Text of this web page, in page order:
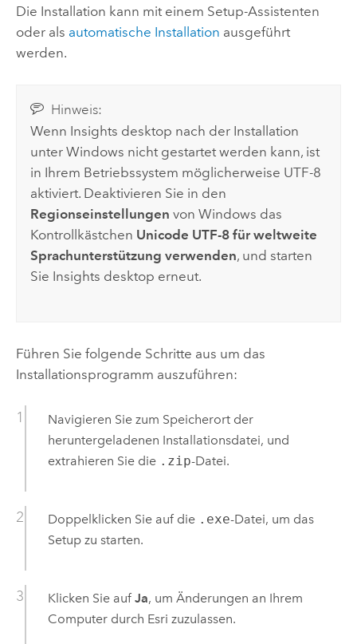
Die Installation kann mit einem Setup-Assistenten
oder als automatische Installation ausgeführt
werden.
Hinweis:
Wenn Insights desktop nach der Installation
unterWindows nicht gestartet werden kann, ist
in Ihrem Betriebssystem möglicherweise UTF-8
aktiviert. Deaktivieren Sie in den
Regionseinstellungen vonWindows das
Kontrollkästchen Unicode UTF-8 für weltweite
Sprachunterstützung verwenden, und starten
Sie Insights desktop erneut.
Führen Sie folgende Schritte aus um das
Installationsprogramm auszuführen:
Navigieren Sie zum Speicherort der
heruntergeladenen Installationsdatei, und
extrahieren Sie die .zip-Datei.
Doppelklicken Sie auf die .exe-Datei, um das
Setup zu starten.
Klicken Sie auf Ja, um Änderungen an Ihrem
Computer durch Esri zuzulassen.